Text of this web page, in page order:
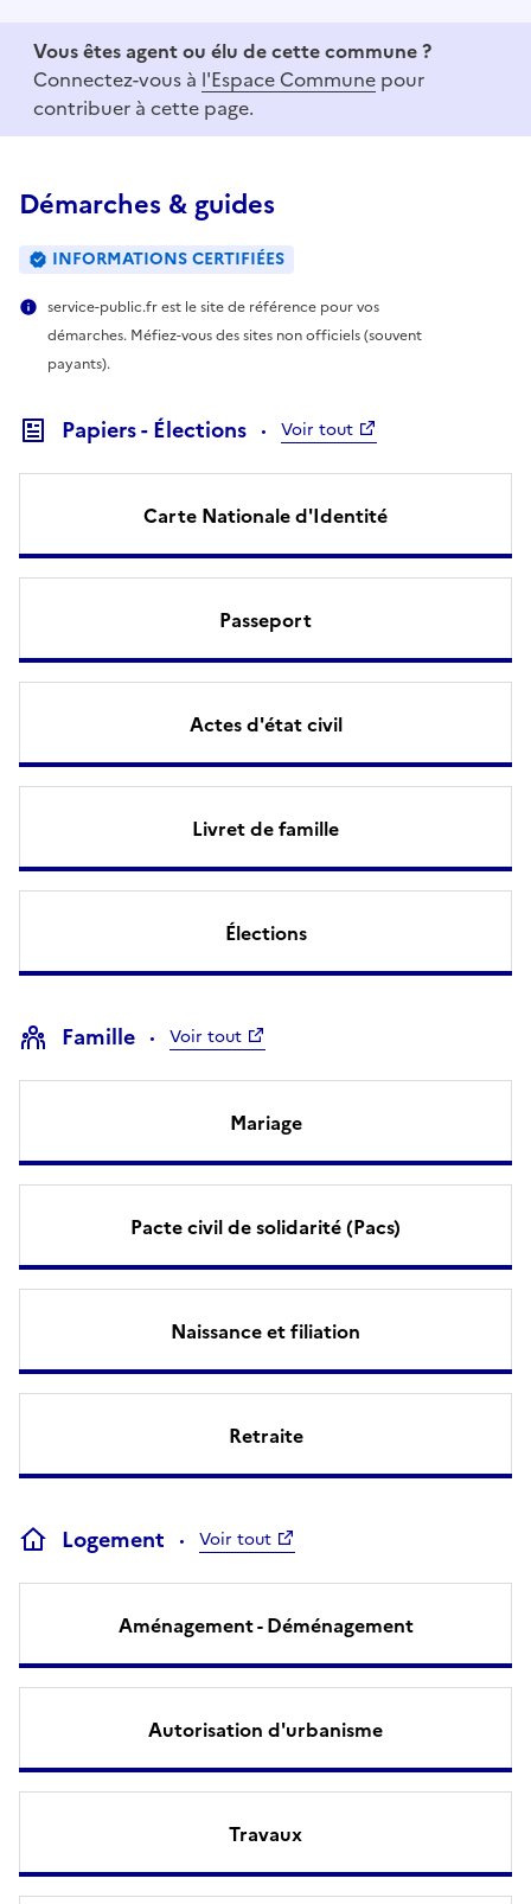
Vous êtes agent ou élu de cette commune ?
Connectez-vous à l'Espace Commune pour
contribuer à cette page.
Démarches & guides
INFORMATIONS CERTIFIÉES
service-public.fr est le site de référence pour vos
démarches. Méfiez-vous des sites non officiels (souvent
payants).
Papiers - Élections Voir tout
Carte Nationale d'Identité
Passeport
Actes d'état civil
Livret de famille
Élections
Famille Voir tout
Mariage
Pacte civil de solidarité (Pacs)
Naissance et filiation
Retraite
Logement Voir tout
Aménagement - Déménagement
Autorisation d'urbanisme
Travaux